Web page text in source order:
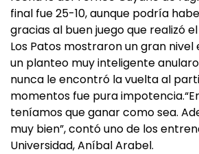
final fue 25-10, aunque podría
gracias al buen juego que realizó
Los Patos mostraron un gran
un planteo muy inteligente
nunca le encontró la vuelta al
momentos fue pura
teníamos que ganar como sea.
muy bien”, contó uno de los
Universidad, Aníbal Arabel.